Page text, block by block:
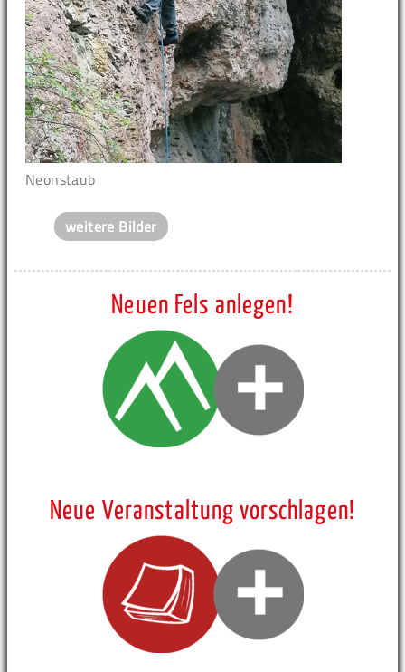
Neonstaub
weitere Bilder
Neuen Fels anlegen!
Neue Veranstaltung vorschlagen!